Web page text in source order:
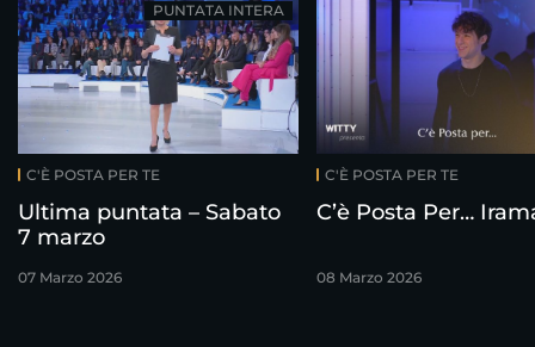
C'È POSTA PER TE
Ultima puntata – Sabato
7 marzo
07 Marzo 2026
PUNTATA INTERA
C'È POSTA PER TE
C’è Posta Per…
08 Marzo 2026